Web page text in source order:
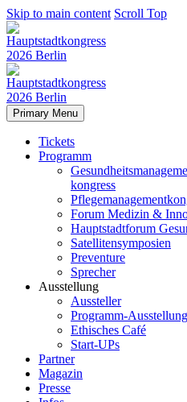
Skip to main content Scroll Top
Primary Menu
Tickets
Programm
kongress
Forum Medizin &
Hauptstadtforum
Satellitensymposien
Preventure
Sprecher
Ausstellung
Aussteller
Programm-
Ethisches Café
Start-UPs
Partner
Magazin
Presse